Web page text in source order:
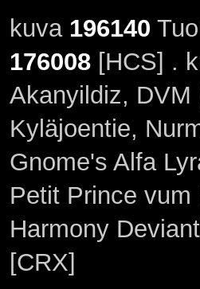
kuva 196140
176008[HCS] .
Akanyildiz,
Kyläjoentie,
Gnome's Alfa
Petit Prince
Harmony
[CRX]